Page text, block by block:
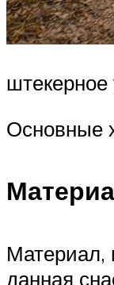
Основные
Материал,
данная